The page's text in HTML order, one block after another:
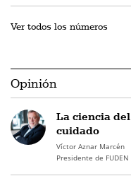
Ver todos los números
Opinión
La ciencia del
cuidado
Víctor Aznar Marcén
Presidente de FUDEN